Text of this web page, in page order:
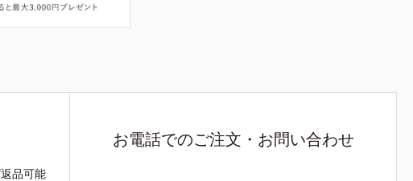
品可能
お電話でのご注文・お問い合わせ